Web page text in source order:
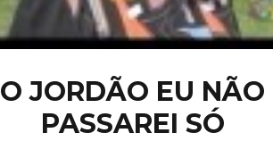
O JORDÃO EU NÃO
PASSAREI SÓ